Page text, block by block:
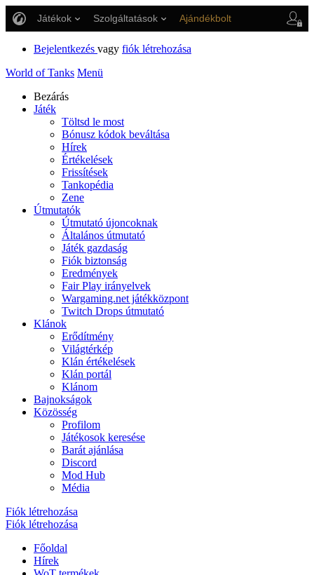
Játékok Szolgáltatások Ajándékbolt
Ügyfélszolgálat
Bejelentkezés vagy fiók létrehozása
World of Tanks Menü
Bezárás
Játék
Töltsd le most
Bónusz kódok beváltása
Hírek
Értékelések
Frissítések
Tankopédia
Zene
Útmutatók
Útmutató újoncoknak
Általános útmutató
Játék gazdaság
Fiók biztonság
Eredmények
Fair Play irányelvek
Wargaming.net játékközpont
Twitch Drops útmutató
Klánok
Erődítmény
Világtérkép
Klán értékelések
Klán portál
Klánom
Bajnokságok
Közösség
Profilom
Játékosok keresése
Barát ajánlása
Discord
Mod Hub
Média
Fiók létrehozása
Fiók létrehozása
Főoldal
Hírek